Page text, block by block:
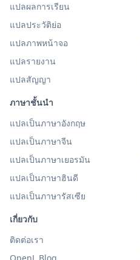
แปลผลการเรียน
แปลประวัติย่อ
แปลภาพหน้าจอ
แปลรายงาน
แปลสัญญา
ภาษาชั้นนำ
แปลเป็นภาษาอังกฤษ
แปลเป็นภาษาจีน
แปลเป็นภาษาเยอรมัน
แปลเป็นภาษาฮินดี
แปลเป็นภาษารัสเซีย
เกี่ยวกับ
ติดต่อเรา